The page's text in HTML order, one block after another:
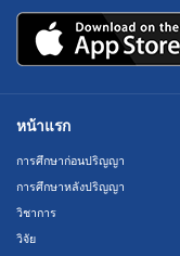
หน้าแรก
การศึกษาก่อนปริญญา
การศึกษาหลังปริญญา
วิชาการ
วิจัย